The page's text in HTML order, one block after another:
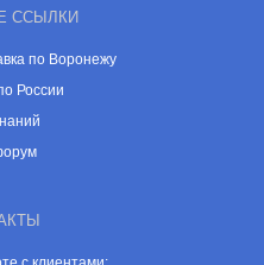
ССЫЛКИ
по Воронежу
России